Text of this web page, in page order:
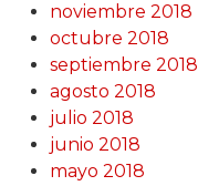
noviembre 2018
octubre 2018
septiembre 2018
agosto 2018
julio 2018
junio 2018
mayo 2018